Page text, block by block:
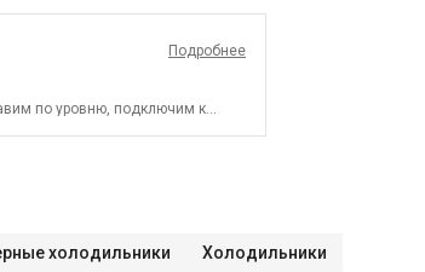
Подробнее
по уровню, подключим к
осмотрКраткая консультация по
холодильники Холодильники